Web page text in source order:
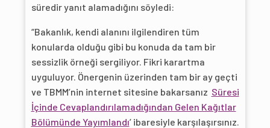
süredir yanıt alamadığını söyledi:
“Bakanlık, kendi alanını ilgilendiren tüm
konularda olduğu gibi bu konuda da tam bir
sessizlik örneği sergiliyor. Fikri karartma
uyguluyor. Önergenin üzerinden tam bir ay geçti
ve TBMM’nin internet sitesine bakarsanız Süresi
İçinde Cevaplandırılamadığından Gelen Kağıtlar
Bölümünde Yayımlandı’ ibaresiyle karşılaşırsınız.